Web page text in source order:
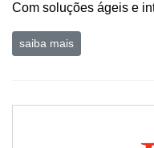
Com soluções ágeis e
saiba mais